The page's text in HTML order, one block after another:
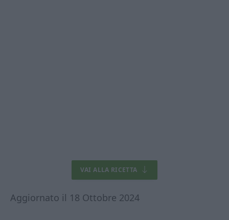
VAI ALLA RICETTA
Aggiornato il 18 Ottobre 2024